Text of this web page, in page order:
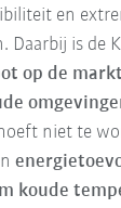
en
is de
op de markt
niet te
koude